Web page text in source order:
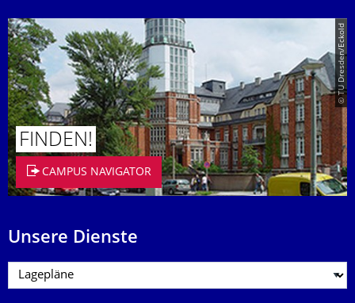
© TU Dresden/Eckold
FINDEN!
CAMPUS NAVIGATOR
Unsere Dienste